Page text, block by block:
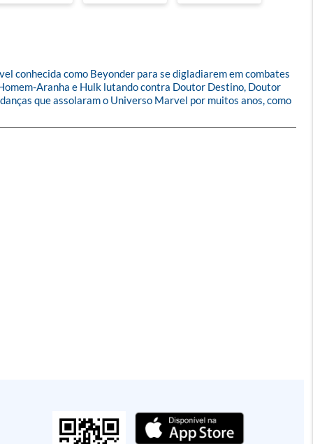
conhecida como Beyonder para se digladiarem em combates
Aranha e Hulk lutando contra Doutor Destino, Doutor
que assolaram o Universo Marvel por muitos anos, como